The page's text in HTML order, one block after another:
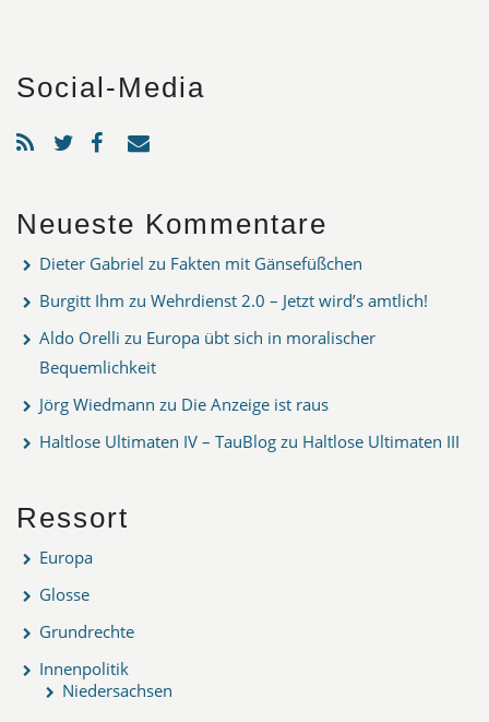
Social-Media
Neueste Kommentare
Dieter Gabriel zu Fakten mit Gänsefüßchen
Burgitt Ihm zu Wehrdienst 2.0 – Jetzt wird’s amtlich!
Aldo Orelli zu Europa übt sich in moralischer
Bequemlichkeit
Jörg Wiedmann zu Die Anzeige ist raus
Haltlose Ultimaten IV – TauBlog zu Haltlose Ultimaten III
Ressort
Europa
Glosse
Grundrechte
Innenpolitik
Niedersachsen